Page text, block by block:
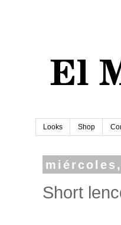
Looks Shop
Short